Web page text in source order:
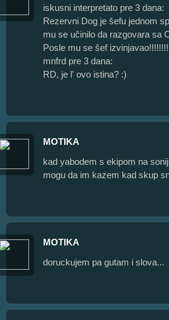
iskusni interpretato pre 3 dana:
Rezervni Dog je šefu jednom
mu se učinilo da razgovara sa
Posle mu se šef
mnfrd pre 3 dana:
RD, je l' ovo istina? :)
MOTIKA
kad yabodem s ekipom na
mogu da im kazem kad skup
MOTIKA
doruckujem pa gutam i slova...